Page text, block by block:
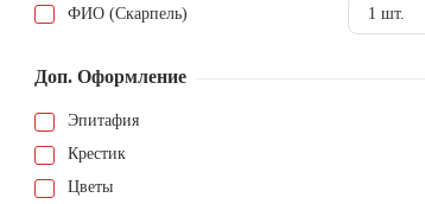
ФИО (Скарпель) 1 шт.
Доп. Оформление
Эпитафия
Крестик
Цветы